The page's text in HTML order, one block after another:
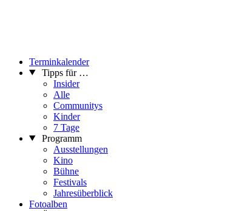
Terminkalender
Tipps für …
Insider
Alle
Communitys
Kinder
7 Tage
Programm
Ausstellungen
Kino
Bühne
Festivals
Jahresüberblick
Fotoalben